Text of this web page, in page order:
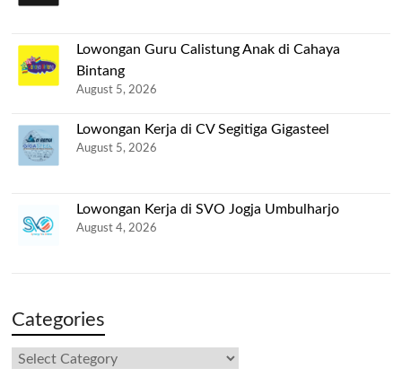
Lowongan Guru Calistung Anak di Cahaya
Bintang
August 5, 2026
Lowongan Kerja di CV Segitiga Gigasteel
August 5, 2026
Lowongan Kerja di SVO Jogja Umbulharjo
August 4, 2026
Categories